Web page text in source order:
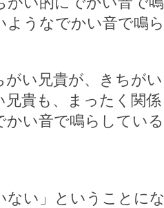
うなでかい音で鳴ら
い兄貴が、きちがい
貴も、まったく関係
い音で鳴らしている
ない」ということにな